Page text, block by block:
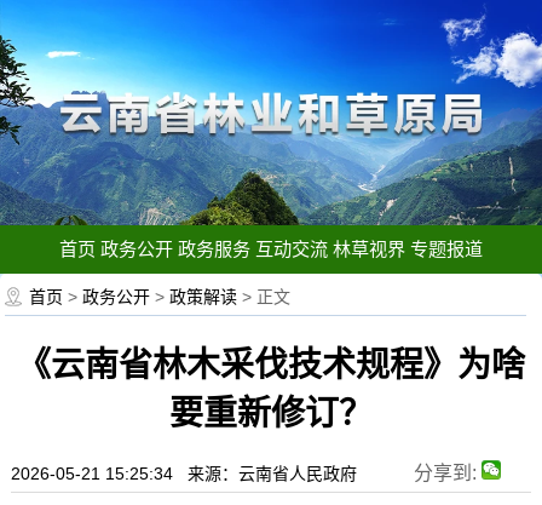
首页 政务公开 政务服务 互动交流 林草视界 专题报道
首页 >政务公开 >政策解读 > 正文
《云南省林木采伐技术规程》为啥
要重新修订？
2026-05-21 15:25:34 来源：云南省人民政府 分享到: